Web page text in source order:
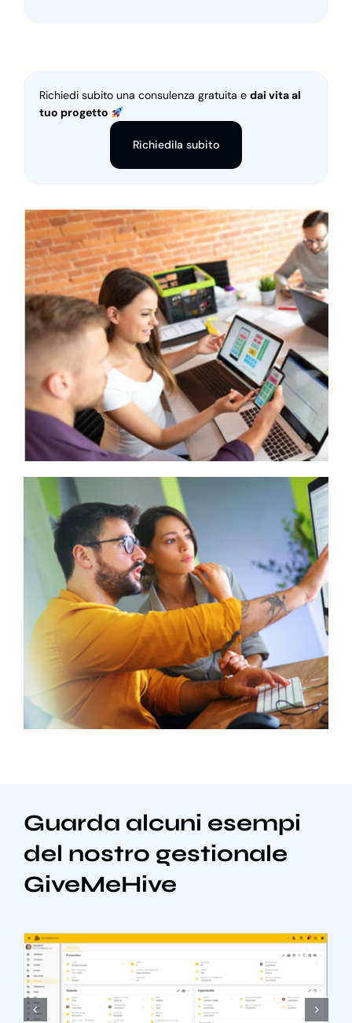
Richiedi subito una consulenza gratuita e dai vita al
tuo progetto
Richiedila subito
Guarda alcuni esempi
del nostro gestionale
GiveMeHive